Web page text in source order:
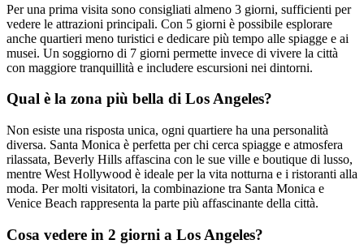
Per una prima visita sono consigliati almeno 3 giorni, sufficienti per
vedere le attrazioni principali. Con 5 giorni è possibile esplorare
anche quartieri meno turistici e dedicare più tempo alle spiagge e ai
musei. Un soggiorno di 7 giorni permette invece di vivere la città
con maggiore tranquillità e includere escursioni nei dintorni.
Qual è la zona più bella di Los Angeles?
Non esiste una risposta unica, ogni quartiere ha una personalità
diversa. Santa Monica è perfetta per chi cerca spiagge e atmosfera
rilassata, Beverly Hills affascina con le sue ville e boutique di lusso,
mentre West Hollywood è ideale per la vita notturna e i ristoranti alla
moda. Per molti visitatori, la combinazione tra Santa Monica e
Venice Beach rappresenta la parte più affascinante della città.
Cosa vedere in 2 giorni a Los Angeles?